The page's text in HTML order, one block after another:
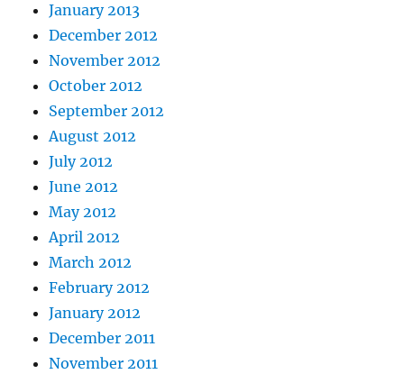
January 2013
December 2012
November 2012
October 2012
September 2012
August 2012
July 2012
June 2012
May 2012
April 2012
March 2012
February 2012
January 2012
December 2011
November 2011